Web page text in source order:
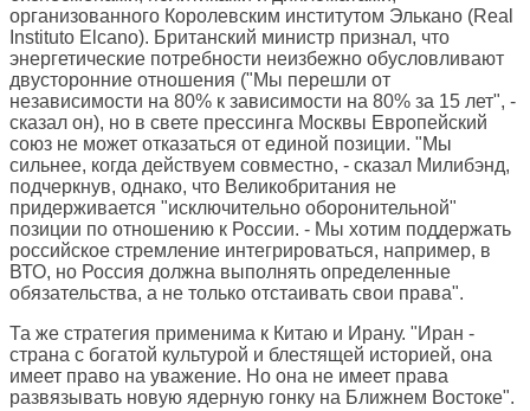
организованного Королевским институтом Элькано (Real
Instituto Elcano). Британский министр признал, что
энергетические потребности неизбежно обусловливают
двусторонние отношения ("Мы перешли от
независимости на 80% к зависимости на 80% за 15 лет", -
сказал он), но в свете прессинга Москвы Европейский
союз не может отказаться от единой позиции. "Мы
сильнее, когда действуем совместно, - сказал Милибэнд,
подчеркнув, однако, что Великобритания не
придерживается "исключительно оборонительной"
позиции по отношению к России. - Мы хотим поддержать
российское стремление интегрироваться, например, в
ВТО, но Россия должна выполнять определенные
обязательства, а не только отстаивать свои права".
Та же стратегия применима к Китаю и Ирану. "Иран -
страна с богатой культурой и блестящей историей, она
имеет право на уважение. Но она не имеет права
развязывать новую ядерную гонку на Ближнем Востоке".